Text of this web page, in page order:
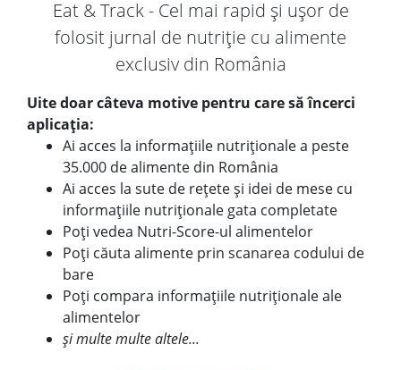
Eat & Track - Cel mai rapid și ușor de
folosit jurnal de nutriție cu alimente
exclusiv din România
Uite doar câteva motive pentru care să încerci
aplicația:
Ai acces la informațiile nutriționale a peste
35.000 de alimente din România
Ai acces la sute de rețete și idei de mese cu
informațiile nutriționale gata completate
Poți vedea Nutri-Score-ul alimentelor
Poți căuta alimente prin scanarea codului de
bare
Poți compara informațiile nutriționale ale
alimentelor
și multe multe altele...